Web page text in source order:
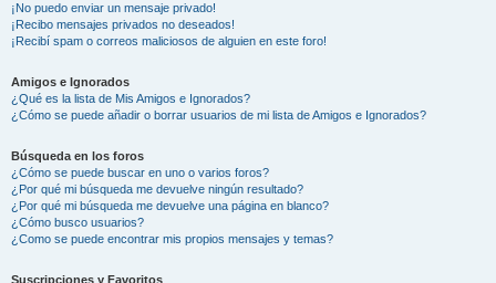
¡No puedo enviar un mensaje privado!
¡Recibo mensajes privados no deseados!
¡Recibí spam o correos maliciosos de alguien en este foro!
Amigos e Ignorados
¿Qué es la lista de Mis Amigos e Ignorados?
¿Cómo se puede añadir o borrar usuarios de mi lista de Amigos e Ignorados?
Búsqueda en los foros
¿Cómo se puede buscar en uno o varios foros?
¿Por qué mi búsqueda me devuelve ningún resultado?
¿Por qué mi búsqueda me devuelve una página en blanco?
¿Cómo busco usuarios?
¿Como se puede encontrar mis propios mensajes y temas?
Suscripciones y Favoritos